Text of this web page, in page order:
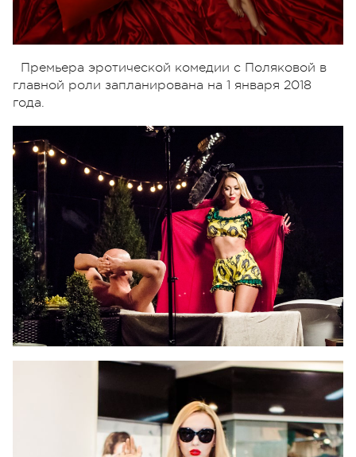
Премьера эротической комедии с Поляковой в
главной роли запланирована на 1 января 2018
года.